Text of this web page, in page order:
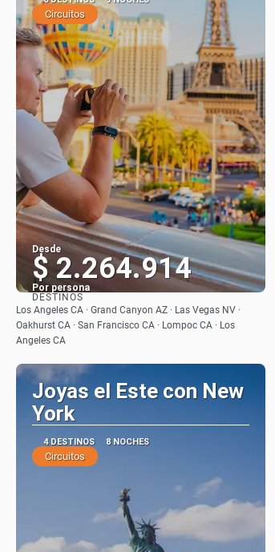
Circuitos
Desde
$ 2.264.914
Por persona
Ver
DESTINOS
Los Angeles CA · Grand Canyon AZ · Las Vegas NV ·
Oakhurst CA · San Francisco CA · Lompoc CA · Los
Angeles CA
Joyas el Este con New
York
4 DESTINOS 8 NOCHES
Circuitos